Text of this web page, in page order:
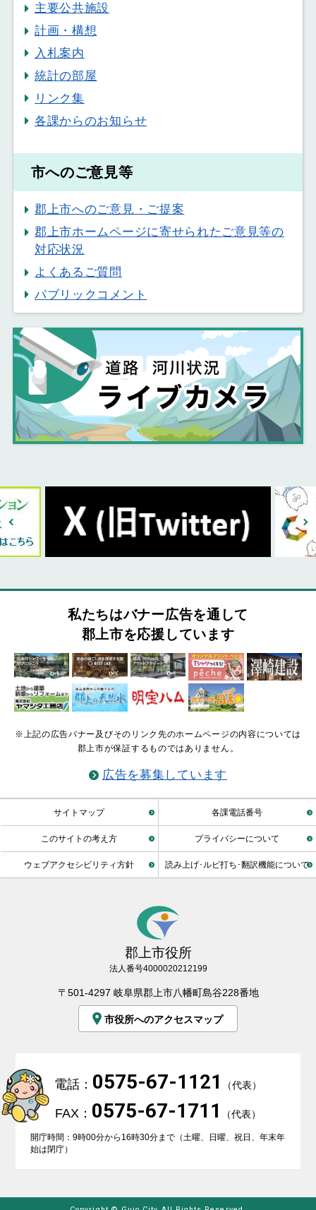
主要公共施設
計画・構想
入札案内
統計の部屋
リンク集
各課からのお知らせ
市へのご意見等
郡上市へのご意見・ご提案
郡上市ホームページに寄せられたご意見等の
対応状況
よくあるご質問
パブリックコメント
私たちはバナー広告を通して
郡上市を応援しています
※上記の広告バナー及びそのリンク先のホームページの内容については
郡上市が保証するものではありません。
広告を募集しています
サイトマップ 各課電話番号
このサイトの考え方 プライバシーについて
ウェブアクセシビリティ方針 読み上げ･ルビ打ち･翻訳機能について
郡上市役所
法人番号4000020212199
〒501-4297 岐阜県郡上市八幡町島谷228番地
市役所へのアクセスマップ
電話： 0575-67-1121 （代表）
FAX： 0575-67-1711 （代表）
開庁時間：9時00分から16時30分まで（土曜、日曜、祝日、年末年
始は閉庁）